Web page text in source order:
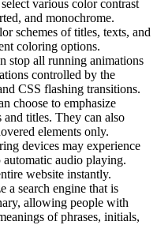
various color contrast
and monochrome.
schemes of titles, texts, and
coloring options.
stop all running animations
controlled by the
CSS flashing transitions.
choose to emphasize
and titles. They can also
elements only.
devices may experience
automatic audio playing.
website instantly.
a search engine that is
allowing people with
of phrases, initials,